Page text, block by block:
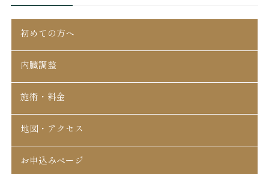
初めての方へ
内臓調整
施術・料金
地図・アクセス
お申込みページ